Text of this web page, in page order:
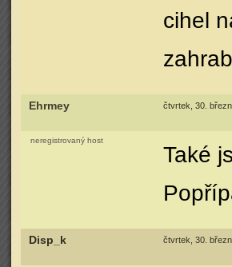
cihel
Ehrmey čtvrtek, 30.
neregistrovaný host
Také
Disp_k čtvrtek, 30.